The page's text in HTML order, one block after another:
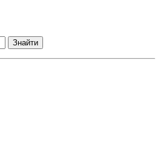
Знайти